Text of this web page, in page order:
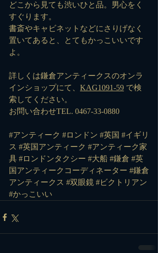
どこから見ても渋いひと品。男心をく
すぐります。
書斎やキャビネットなどにさりげなく
置いてあると、とてもかっこいいです
よ。
詳しくは鎌倉アンティークスのオンラ
インショップにて、 KAG1091-59 で検
索してください。
お問い合わせTEL. 0467-33-0880
#アンティーク #ロンドン #英国 #イギリ
ス #英国アンティーク #アンティーク家
具 #ロンドンタクシー #大船 #鎌倉 #英
国アンティークコーディネーター #鎌倉
アンティークス #双眼鏡 #ビクトリアン
#かっこいい